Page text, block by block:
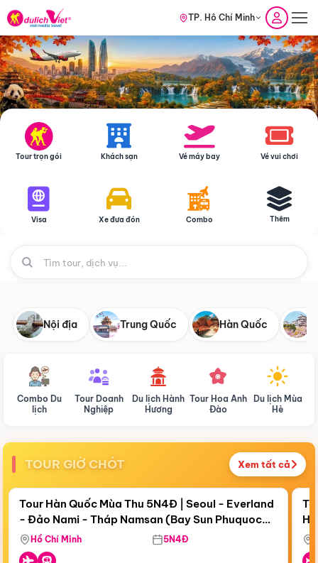
TP. Hồ Chí Minh
Tour trọn gói Khách sạn Vé máy bay Vé vui chơi
Visa Xe đưa đón Combo Thêm
Nội địa Trung Quốc Hàn Quốc
Combo Du
lịch
Tour Doanh
Nghiệp
Du lịch Hành
Hương
Tour Hoa Anh
Đào
Du lịch Mùa
Hè
TOUR GIỜ CHÓT Xem tất cả
Còn19 ngày 05:42:16
Điểm nổi bật
Tour Hàn Quốc Mùa Thu 5N4Đ | Seoul - Everland
- Đảo Nami - Tháp Namsan (Bay Sun Phuquoc
Airways)
Hồ Chí Minh 5N4Đ